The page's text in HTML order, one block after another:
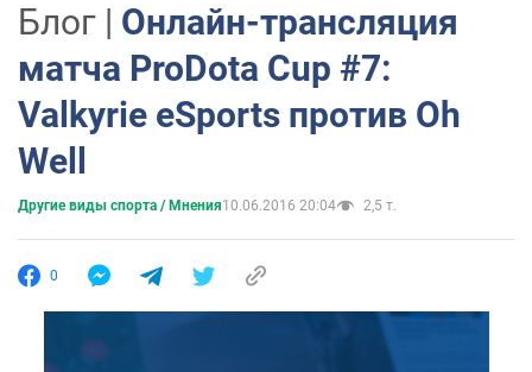
Блог | Онлайн-трансляция
матча ProDota Cup #7:
Valkyrie eSports против Oh
Well
Другие виды спорта / Мнения10.06.2016 20:04 2,5 т.
0